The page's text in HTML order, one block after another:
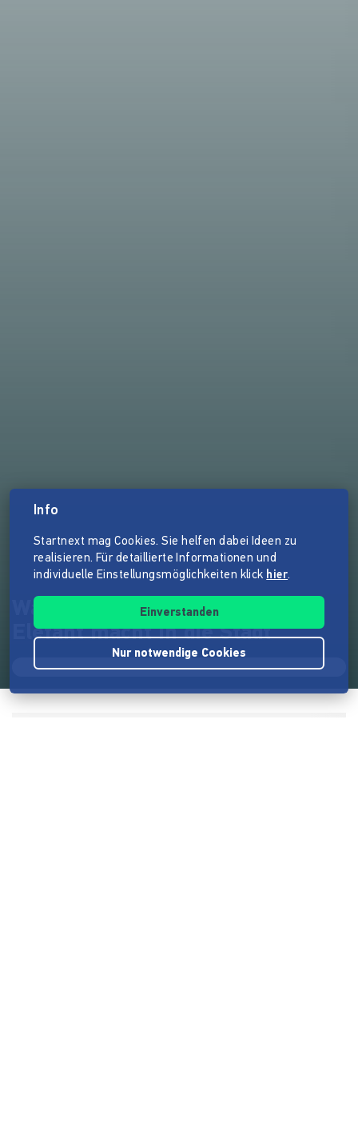
Was muss, das muss! - ein
Elefant macht in die Stadt
Info
Startnext mag Cookies. Sie helfen dabei Ideen zu
realisieren. Für detaillierte Informationen und
individuelle Einstellungsmöglichkeiten klick hier.
Einverstanden
Nur notwendige Cookies